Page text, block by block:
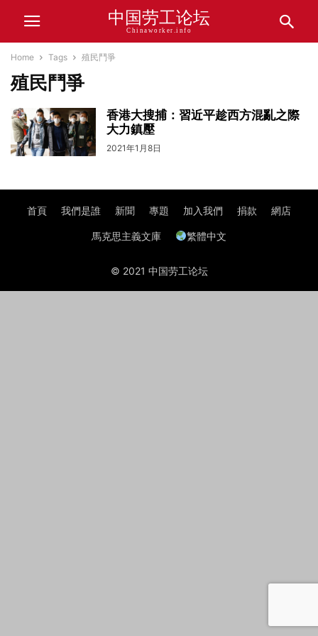
中国劳工论坛
Chinaworker.info
Home Tags 殖民鬥爭
殖民鬥爭
香港大搜捕：習近平趁西方混亂之際
大力鎮壓
2021年1月8日
首頁 我們是誰 新聞 專題 加入我們 捐款 網店
馬克思主義文庫 繁體中文
© 2021 中国劳工论坛